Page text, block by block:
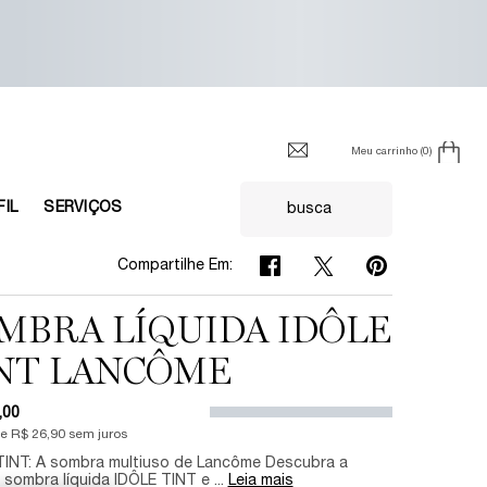
Meu carrinho 0
0 product in cart
SERVIÇOS busca
Compartilhe Em: Compartilhe Em: Facebook
Compartilhe Em: Twitter
Compartilhe
LÍQUIDA IDÔLE
LANCÔME
R$ 26,90sem juros
TINT: A sombra multiuso de Lancôme Descubra a
líquida IDÔLE TINT e ... Leia mais